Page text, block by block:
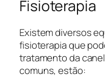
Fisioterapia
Existem diversos
fisioterapia que
tratamento da
comuns, estão: